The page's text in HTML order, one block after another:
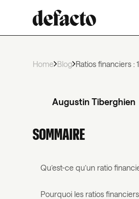
Home Blog Ratios financiers :
Augustin Tiberghien
SOMMAIRE
Qu’est-ce qu’un ratio
Pourquoi les ratios